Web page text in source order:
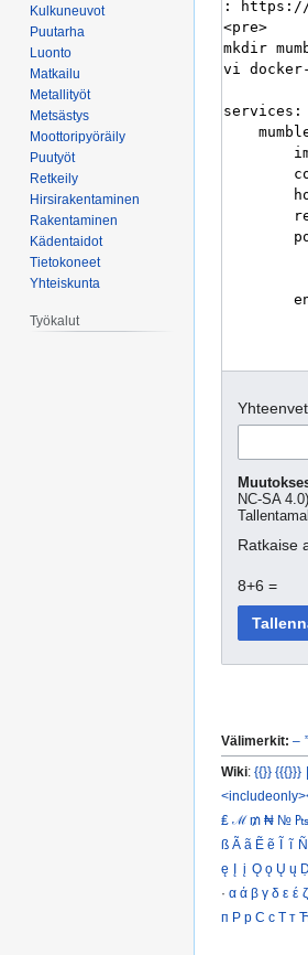
NC-SA
Ratkaise
8+6 =
Välimerkit: – ”
Wiki: {{}} {{{}}} |
₤ ℳ ₥ ₦ № ₧
ß Ã ã Ẽ ẽ Ĩ ĩ Ñ
ę Į į Ǫ ǫ Ų ų Ḍ
· α ά β γ δ ε έ ζ
п Р р С с Т т
Kulkuneuvot
Puutarha
Luonto
Matkailu
Metallityöt
Metsästys
Moottoripyöräily
Puutyöt
Retkeily
Hirsirakentaminen
Rakentaminen
Kädentaidot
Tietokoneet
Yhteiskunta
Työkalut